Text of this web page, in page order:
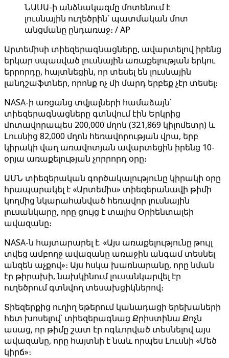
ՆԱՍԱ-ի անձնակազմը մոտենում է
լուսնային ուղեծրին՝ պատմական մոտ
անցմանը ընդառաջ։ / AP
Արտեմիսի տիեզերագնացները, ավարտելով իրենց
երկար սպասված լուսնային առաքելության երկու
երրորդը, հայտնեցին, որ տեսել են լուսնային
լանդշաֆտներ, որոնք ոչ մի մարդ երբեք չէր տեսել։
NASA-ի առցանց տվյալների համաձայն՝
տիեզերագնացները գտնվում էին Երկրից
մոտավորապես 200,000 մղոն (321,869 կիլոմետր) և
Լուսնից 82,000 մղոն հեռավորության վրա, երբ
կիրակի վաղ առավոտյան ավարտեցին իրենց 10-
օրյա առաքելության չորրորդ օրը։
ԱՄՆ տիեզերական գործակալությունը կիրակի օրը
հրապարակել է «Արտեմիս» տիեզերանավի թիմի
կողմից նկարահանված հեռավոր լուսնային
լուսանկարը, որը ցույց է տալիս Օրիենտալեի
ավազանը։
NASA-ն հայտարարել է. «Այս առաքելությունը թույլ
տվեց ամբողջ ավազանը առաջին անգամ տեսնել
անզեն աչքով»։ Այս հսկա խառնարանը, որը նման
էր թիրախի, նախկինում լուսանկարվել էր
ուղեծրում գտնվող տեսախցիկներով։
Տիեզերքից ուղիղ եթերում կանադացի երեխաների
հետ խոսելով՝ տիեզերագնաց Քրիստինա Քոչն
ասաց, որ թիմը շատ էր ոգևորված տեսնելով այս
ավազանը, որը հայտնի է նաև որպես Լուսնի «Մեծ
կիրճ»։